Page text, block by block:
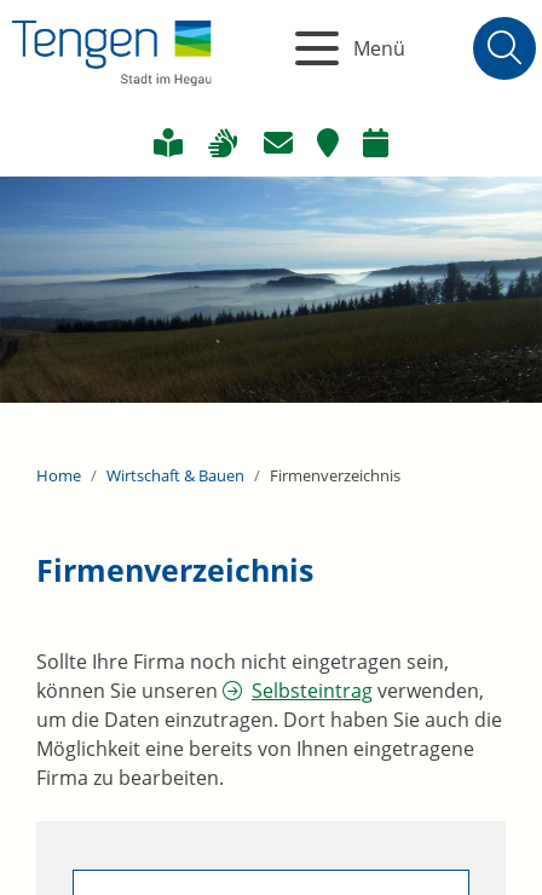
Menü
Home Wirtschaft & Bauen Firmenverzeichnis
Firmenverzeichnis
Sollte Ihre Firma noch nicht eingetragen sein,
können Sie unseren
Selbsteintragverwenden,
um die Daten einzutragen. Dort haben Sie auch die
Möglichkeit eine bereits von Ihnen eingetragene
Firma zu bearbeiten.